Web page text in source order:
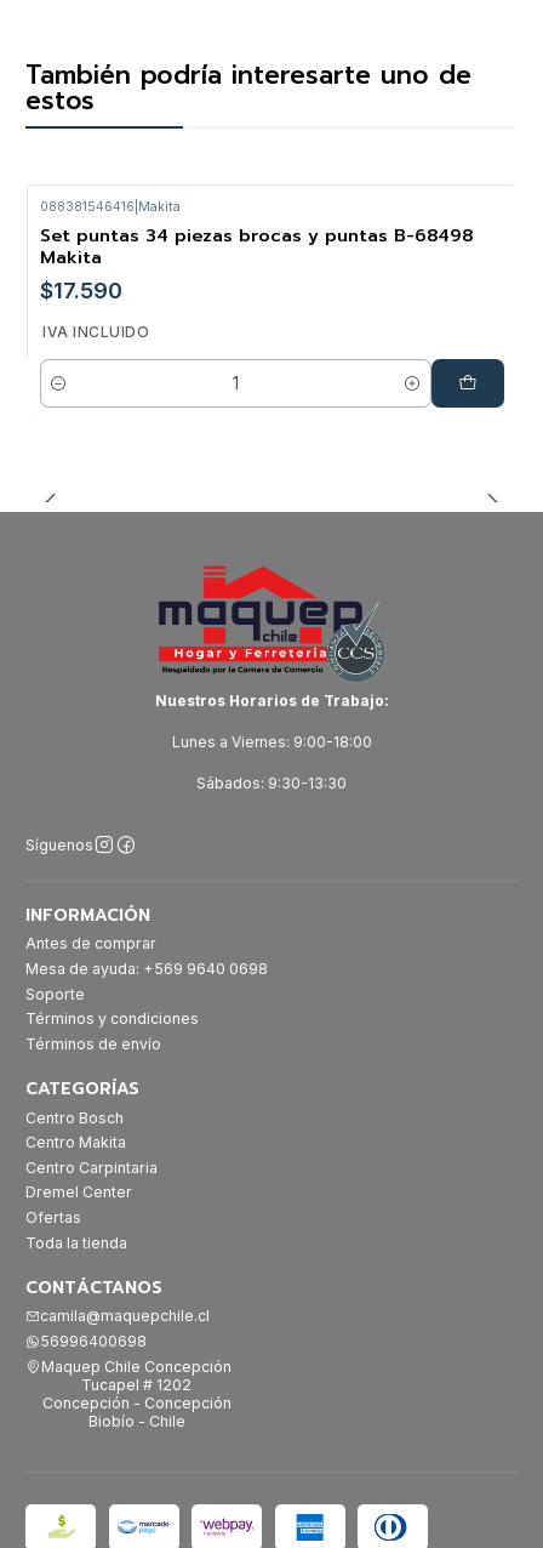
También podría interesarte uno de
estos
088381546416 Makita
Set puntas 34 piezas brocas y puntas B-68498
Makita
$17.590
IVA INCLUIDO
Cantidad
Nuestros Horarios de Trabajo:
Lunes a Viernes: 9:00-18:00
Sábados: 9:30-13:30
Síguenos
INFORMACIÓN
Antes de comprar
Mesa de ayuda: +569 9640 0698
Soporte
Términos y condiciones
Términos de envío
CATEGORÍAS
Centro Bosch
Centro Makita
Centro Carpintaria
Dremel Center
Ofertas
Toda la tienda
CONTÁCTANOS
camila@maquepchile.cl
56996400698
Maquep Chile Concepción
Tucapel # 1202
Concepción - Concepción
Biobío - Chile